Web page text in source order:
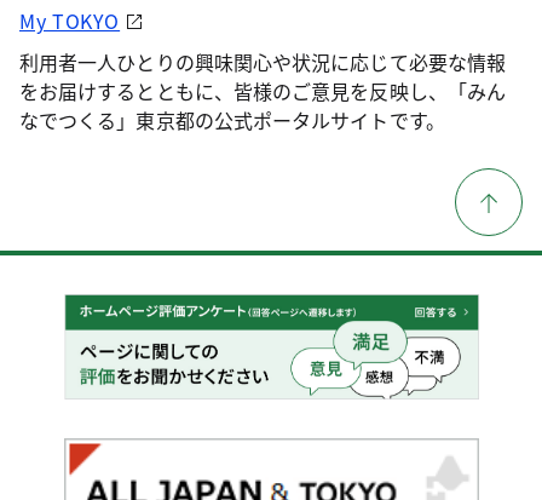
My TOKYO
利用者一人ひとりの興味関心や状況に応じて必要な情報
をお届けするとともに、皆様のご意見を反映し、「みん
なでつくる」東京都の公式ポータルサイトです。